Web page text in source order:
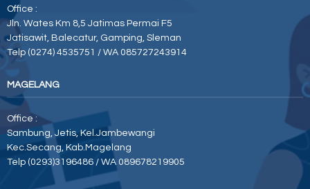
Office :
Jln. Wates Km 8,5 Jatimas Permai F5
Jatisawit, Balecatur, Gamping, Sleman
Telp (0274) 4535751 / WA 085727243914
MAGELANG
Office :
Sambung, Jetis, Kel.Jambewangi
Kec.Secang, Kab.Magelang
Telp (0293)3196486 / WA 089678219905